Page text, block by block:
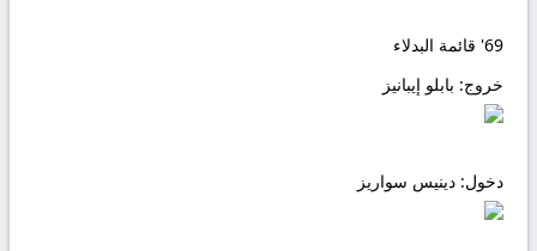
69' قائمة البدلاء
خروج: بابلو إيبانيز
دخول: دينيس سواريز